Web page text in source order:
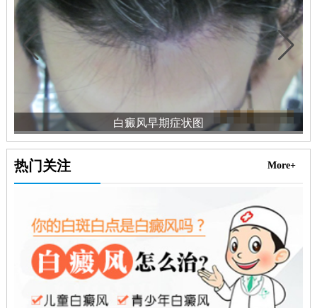
白癜风早期症状图
热门关注 More+